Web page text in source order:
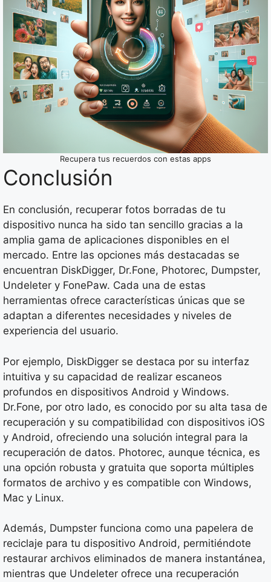
Recupera tus recuerdos con estas apps
Conclusión
En conclusión, recuperar fotos borradas de tu
dispositivo nunca ha sido tan sencillo gracias a la
amplia gama de aplicaciones disponibles en el
mercado. Entre las opciones más destacadas se
encuentran DiskDigger, Dr.Fone, Photorec, Dumpster,
Undeleter y FonePaw. Cada una de estas
herramientas ofrece características únicas que se
adaptan a diferentes necesidades y niveles de
experiencia del usuario.
Por ejemplo, DiskDigger se destaca por su interfaz
intuitiva y su capacidad de realizar escaneos
profundos en dispositivos Android y Windows.
Dr.Fone, por otro lado, es conocido por su alta tasa de
recuperación y su compatibilidad con dispositivos iOS
y Android, ofreciendo una solución integral para la
recuperación de datos. Photorec, aunque técnica, es
una opción robusta y gratuita que soporta múltiples
formatos de archivo y es compatible con Windows,
Mac y Linux.
Además, Dumpster funciona como una papelera de
reciclaje para tu dispositivo Android, permitiéndote
restaurar archivos eliminados de manera instantánea,
mientras que Undeleter ofrece una recuperación